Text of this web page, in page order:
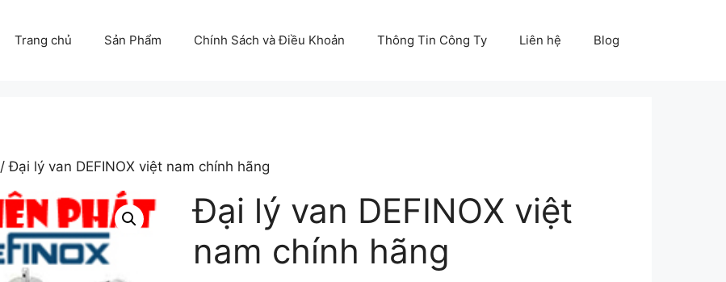
Trang chủ Sản Phẩm Chính Sách và Điều Khoản Thông Tin Công Ty Liên hệ Blog
/ Đại lý van DEFINOX việt nam chính hãng
Đại lý van DEFINOX việt
nam chính hãng